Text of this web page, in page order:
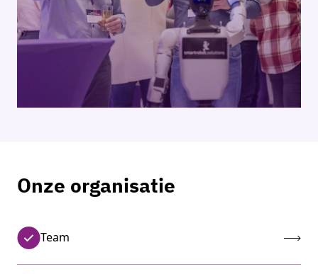
Onze organisatie
Team